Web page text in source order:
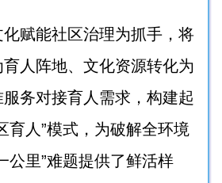
赋能社区治理为抓手，将
人阵地、文化资源转化为
务对接育人需求，构建起
育人”模式，为破解全环境
公里”难题提供了鲜活样